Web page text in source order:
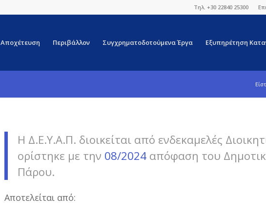
Τηλ. +30 22840 25300
Αποχέτευση Περιβάλλον Συγχρηματοδοτούμενα Έργα Εξυπηρέτηση
H Δ.Ε.Υ.Α.Π. διοικείται από ενδεκαμελές
ορίστηκε με την 08/2024απόφαση του
Πάρου.
Αποτελείται από: